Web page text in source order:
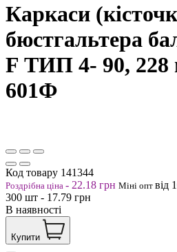
Каркаси
бюстгальтера
F ТИП 4- 90, 228
601Ф
Код товару 141344
Роздрібна ціна - 22.18 грн Міні опт від
300 шт - 17.79 грн
В наявності
Купити